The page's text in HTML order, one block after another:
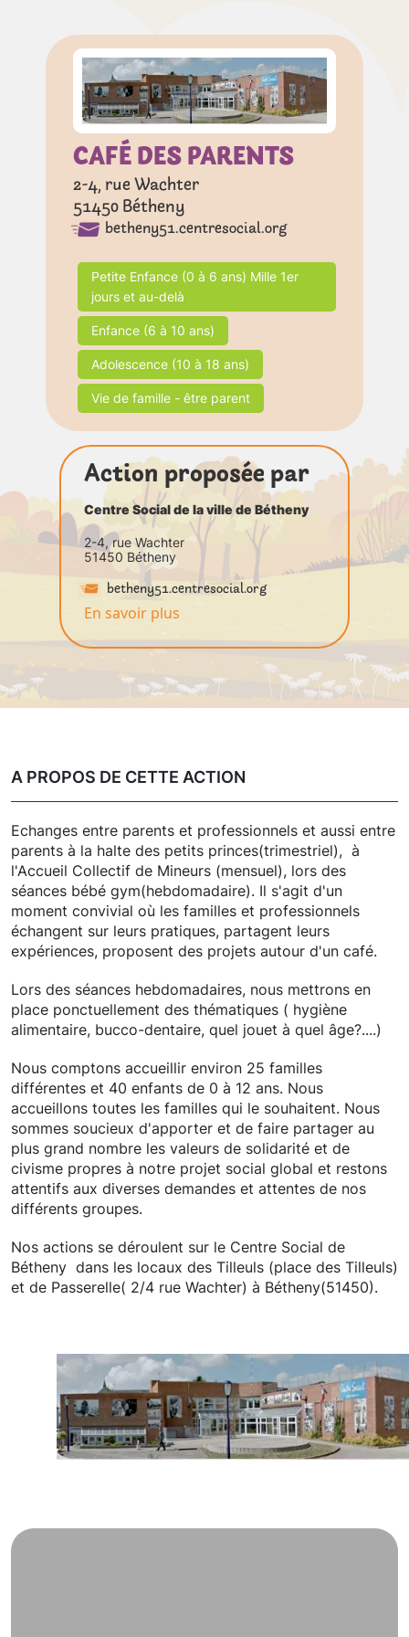
CAFÉ DES PARENTS
2-4, rue Wachter
51450Bétheny
betheny51.centresocial.org
Petite Enfance (0 à 6 ans) Mille 1er
jours et au-delà
Enfance (6 à 10 ans)
Adolescence (10 à 18 ans)
Vie de famille - être parent
Action proposée par
Centre Social de la ville de Bétheny
2-4, rue Wachter
51450 Bétheny
betheny51.centresocial.org
En savoir plus
A PROPOS DE CETTE ACTION
Echanges entre parents et professionnels et aussi entre
parents à la halte des petits princes(trimestriel), à
l'Accueil Collectif de Mineurs (mensuel), lors des
séances bébé gym(hebdomadaire). Il s'agit d'un
moment convivial où les familles et professionnels
échangent sur leurs pratiques, partagent leurs
expériences, proposent des projets autour d'un café.
Lors des séances hebdomadaires, nous mettrons en
place ponctuellement des thématiques ( hygiène
alimentaire, bucco-dentaire, quel jouet à quel âge?....)
Nous comptons accueillir environ 25 familles
différentes et 40 enfants de 0 à 12 ans. Nous
accueillons toutes les familles qui le souhaitent. Nous
sommes soucieux d'apporter et de faire partager au
plus grand nombre les valeurs de solidarité et de
civisme propres à notre projet social global et restons
attentifs aux diverses demandes et attentes de nos
différents groupes.
Nos actions se déroulent sur le Centre Social de
Bétheny dans les locaux des Tilleuls (place des Tilleuls)
et de Passerelle( 2/4 rue Wachter) à Bétheny(51450).